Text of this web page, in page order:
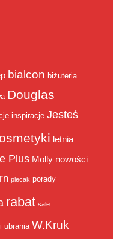
bialcon biżuteria
Douglas
inspiracje Jesteś
letnia
Plus Molly nowości
plecak porady
rabat sale
ubrania W.Kruk